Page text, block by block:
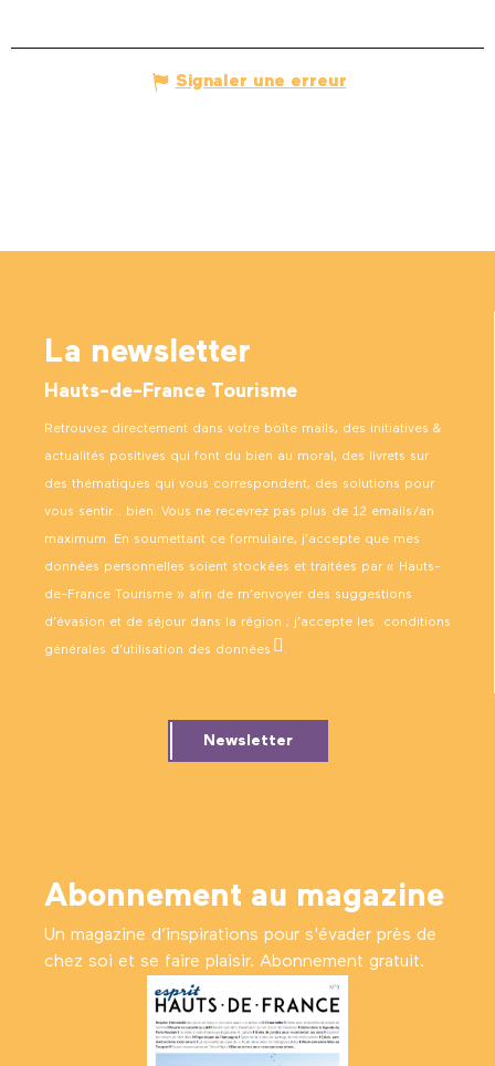
Signaler une erreur
La newsletter
Hauts-de-France Tourisme
Retrouvez directement dans votre boîte mails, des initiatives &
actualités positives qui font du bien au moral, des livrets sur
des thématiques qui vous correspondent, des solutions pour
vous sentir… bien. Vous ne recevrez pas plus de 12 emails/an
maximum. En soumettant ce formulaire, j’accepte que mes
données personnelles soient stockées et traitées par « Hauts-
de-France Tourisme » afin de m’envoyer des suggestions
d’évasion et de séjour dans la région ; j’accepte les conditions
générales d’utilisation des données .
Newsletter
Abonnement au magazine
Un magazine d’inspirations pour s'évader près de
chez soi et se faire plaisir. Abonnement gratuit.